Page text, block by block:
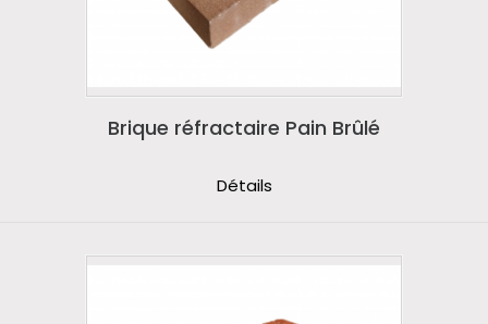
Brique réfractaire Pain Brûlé
Détails